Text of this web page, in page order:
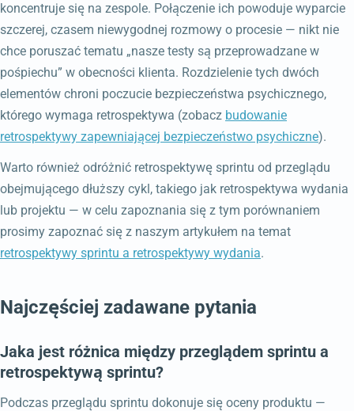
koncentruje się na zespole. Połączenie ich powoduje wyparcie
szczerej, czasem niewygodnej rozmowy o procesie — nikt nie
chce poruszać tematu „nasze testy są przeprowadzane w
pośpiechu” w obecności klienta. Rozdzielenie tych dwóch
elementów chroni poczucie bezpieczeństwa psychicznego,
którego wymaga retrospektywa (zobacz budowanie
retrospektywy zapewniającej bezpieczeństwo psychiczne).
Warto również odróżnić retrospektywę sprintu od przeglądu
obejmującego dłuższy cykl, takiego jak retrospektywa wydania
lub projektu — w celu zapoznania się z tym porównaniem
prosimy zapoznać się z naszym artykułem na temat
retrospektywy sprintu a retrospektywy wydania.
Najczęściej zadawane pytania
Jaka jest różnica między przeglądem sprintu a
retrospektywą sprintu?
Podczas przeglądu sprintu dokonuje się oceny produktu —